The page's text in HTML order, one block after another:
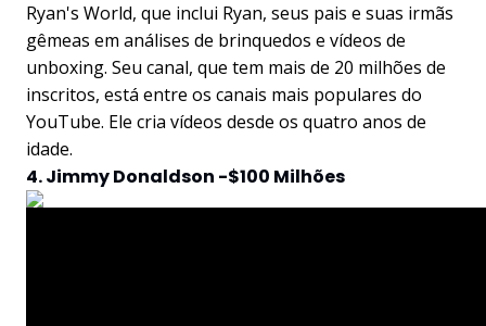
Ryan's World, que inclui Ryan, seus pais e suas irmãs
gêmeas em análises de brinquedos e vídeos de
unboxing. Seu canal, que tem mais de 20 milhões de
inscritos, está entre os canais mais populares do
YouTube. Ele cria vídeos desde os quatro anos de
idade.
4. Jimmy Donaldson -$100 Milhões